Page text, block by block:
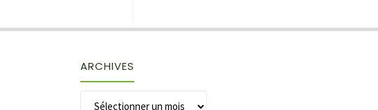
ARCHIVES
Archives